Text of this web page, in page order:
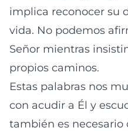
implica reconocer su
vida. No podemos
Señor mientras
propios caminos.
Estas palabras nos
con acudir a Él y
también es necesario